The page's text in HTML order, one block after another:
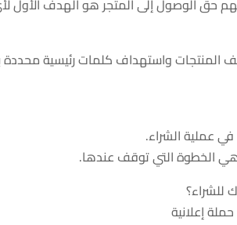
الوصول إلى المتجر هو الهدف الأول
المنتجات واستهداف كلمات رئيسية
عملية الشراء.
الخطوة التي توقف عندها.
للشراء؟
إعلانية